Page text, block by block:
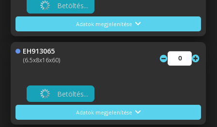
Betöltés...
Adatok megjelenítése
EH913065
(6.5x8x16x60)
Betöltés...
Adatok megjelenítése